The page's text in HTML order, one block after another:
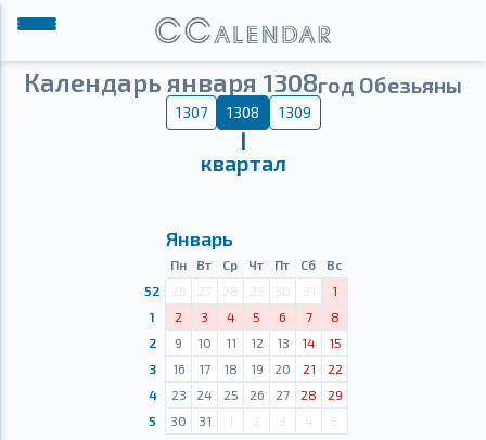
Календарь января 1308год Обезьяны
1307 1308 1309
Ⅰ
квартал
Январь
Пн Вт Ср Чт Пт Сб
Вс
52
26 27 28 29 30 31
1
1
2 3 4 5 6 7
8
2
9 10 11 12 13 14
15
3
16 17 18 19 20 21
22
4
23 24 25 26 27 28
29
5
30 31 1 2 3 4 5